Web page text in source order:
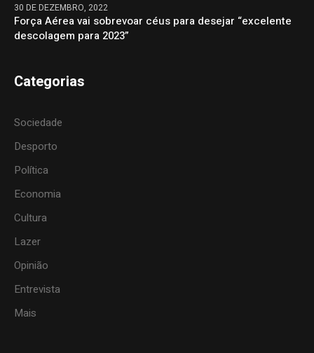
30 DE DEZEMBRO, 2022
Força Aérea vai sobrevoar céus para desejar “excelente
descolagem para 2023”
Categorias
Sociedade
Desporto
Política
Economia
Cultura
Lazer
Opinião
Entrevista
Mais